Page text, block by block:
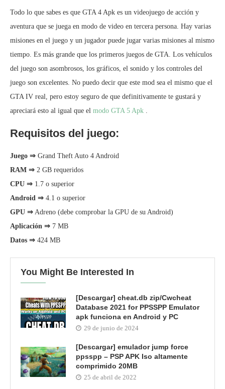
Todo lo que sabes es que GTA 4 Apk es un videojuego de acción y
aventura que se juega en modo de video en tercera persona. Hay varias
misiones en el juego y un jugador puede jugar varias misiones al mismo
tiempo. Es más grande que los primeros juegos de GTA. Los vehículos
del juego son asombrosos, los gráficos, el sonido y los controles del
juego son excelentes. No puedo decir que este mod sea el mismo que el
GTA IV real, pero estoy seguro de que definitivamente te gustará y
apreciará esto al igual que el modo GTA 5 Apk .
Requisitos del juego:
Juego ⇒ Grand Theft Auto 4 Android
RAM ⇒ 2 GB requeridos
CPU ⇒ 1.7 o superior
Android ⇒ 4.1 o superior
GPU ⇒ Adreno (debe comprobar la GPU de su Android)
Aplicación ⇒ 7 MB
Datos ⇒ 424 MB
You Might Be Interested In
[Descargar] cheat.db zip/Cwcheat
Database 2021 for PPSSPP Emulator
apk funciona en Android y PC
29 de junio de 2024
[Descargar] emulador jump force
ppsspp – PSP APK Iso altamente
comprimido 20MB
25 de abril de 2022